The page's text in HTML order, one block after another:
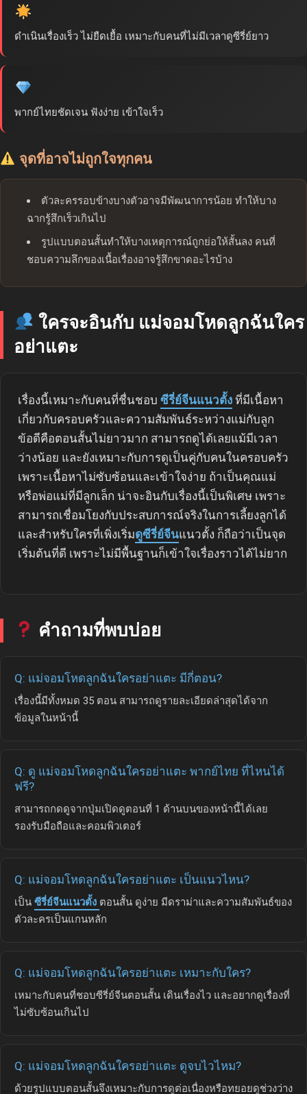
ดำเนินเรื่องเร็ว ไม่ยืดเยื้อ เหมาะกับคนที่ไม่มีเวลาดูซีรี่ย์ยาว
พากย์ไทยชัดเจน ฟังง่าย เข้าใจเร็ว
จุดที่อาจไม่ถูกใจทุกคน
ตัวละครรอบข้างบางตัวอาจมีพัฒนาการน้อย ทำให้บาง
ฉากรู้สึกเร็วเกินไป
รูปแบบตอนสั้นทำให้บางเหตุการณ์ถูกย่อให้สั้นลง คนที่
ชอบความลึกของเนื้อเรื่องอาจรู้สึกขาดอะไรบ้าง
ใครจะอินกับ แม่จอมโหดลูกฉันใคร
อย่าแตะ
เรื่องนี้เหมาะกับคนที่ชื่นชอบ ซีรี่ย์จีนแนวตั้ง ที่มีเนื้อหา
เกี่ยวกับครอบครัวและความสัมพันธ์ระหว่างแม่กับลูก
ข้อดีคือตอนสั้นไม่ยาวมาก สามารถดูได้เลยแม้มีเวลา
ว่างน้อย และยังเหมาะกับการดูเป็นคู่กับคนในครอบครัว
เพราะเนื้อหาไม่ซับซ้อนและเข้าใจง่าย ถ้าเป็นคุณแม่
หรือพ่อแม่ที่มีลูกเล็ก น่าจะอินกับเรื่องนี้เป็นพิเศษ เพราะ
สามารถเชื่อมโยงกับประสบการณ์จริงในการเลี้ยงลูกได้
และสำหรับใครที่เพิ่งเริ่มดูซีรี่ย์จีนแนวตั้ง ก็ถือว่าเป็นจุด
เริ่มต้นที่ดี เพราะไม่มีพื้นฐานก็เข้าใจเรื่องราวได้ไม่ยาก
คำถามที่พบบ่อย
Q: แม่จอมโหดลูกฉันใครอย่าแตะ มีกี่ตอน?
เรื่องนี้มีทั้งหมด 35 ตอน สามารถดูรายละเอียดล่าสุดได้จาก
ข้อมูลในหน้านี้
Q: ดู แม่จอมโหดลูกฉันใครอย่าแตะ พากย์ไทย ที่ไหนได้
ฟรี?
สามารถกดดูจากปุ่มเปิดดูตอนที่ 1 ด้านบนของหน้านี้ได้เลย
รองรับมือถือและคอมพิวเตอร์
Q: แม่จอมโหดลูกฉันใครอย่าแตะ เป็นแนวไหน?
เป็น ซีรี่ย์จีนแนวตั้ง ตอนสั้น ดูง่าย มีดราม่าและความสัมพันธ์ของ
ตัวละครเป็นแกนหลัก
Q: แม่จอมโหดลูกฉันใครอย่าแตะ เหมาะกับใคร?
เหมาะกับคนที่ชอบซีรี่ย์จีนตอนสั้น เดินเรื่องไว และอยากดูเรื่องที่
ไม่ซับซ้อนเกินไป
Q: แม่จอมโหดลูกฉันใครอย่าแตะ ดูจบไวไหม?
ด้วยรูปแบบตอนสั้นจึงเหมาะกับการดูต่อเนื่องหรือทยอยดูช่วงว่าง